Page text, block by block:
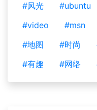
#风光
#ubuntu
#video
#msn
#地图
#时尚
#有趣
#网络